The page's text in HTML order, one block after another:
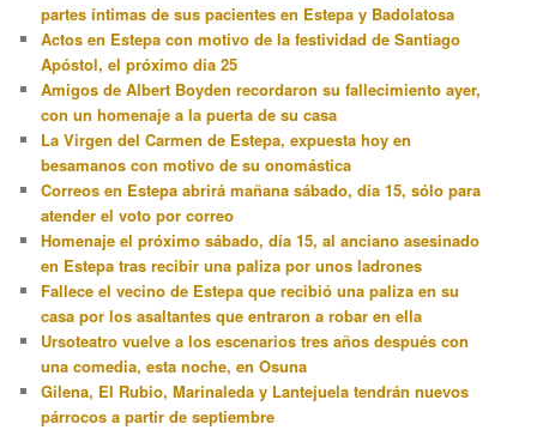
partes íntimas de sus pacientes en Estepa y Badolatosa
Actos en Estepa con motivo de la festividad de Santiago
Apóstol, el próximo día 25
Amigos de Albert Boyden recordaron su fallecimiento ayer,
con un homenaje a la puerta de su casa
La Virgen del Carmen de Estepa, expuesta hoy en
besamanos con motivo de su onomástica
Correos en Estepa abrirá mañana sábado, día 15, sólo para
atender el voto por correo
Homenaje el próximo sábado, día 15, al anciano asesinado
en Estepa tras recibir una paliza por unos ladrones
Fallece el vecino de Estepa que recibió una paliza en su
casa por los asaltantes que entraron a robar en ella
Ursoteatro vuelve a los escenarios tres años después con
una comedia, esta noche, en Osuna
Gilena, El Rubio, Marinaleda y Lantejuela tendrán nuevos
párrocos a partir de septiembre